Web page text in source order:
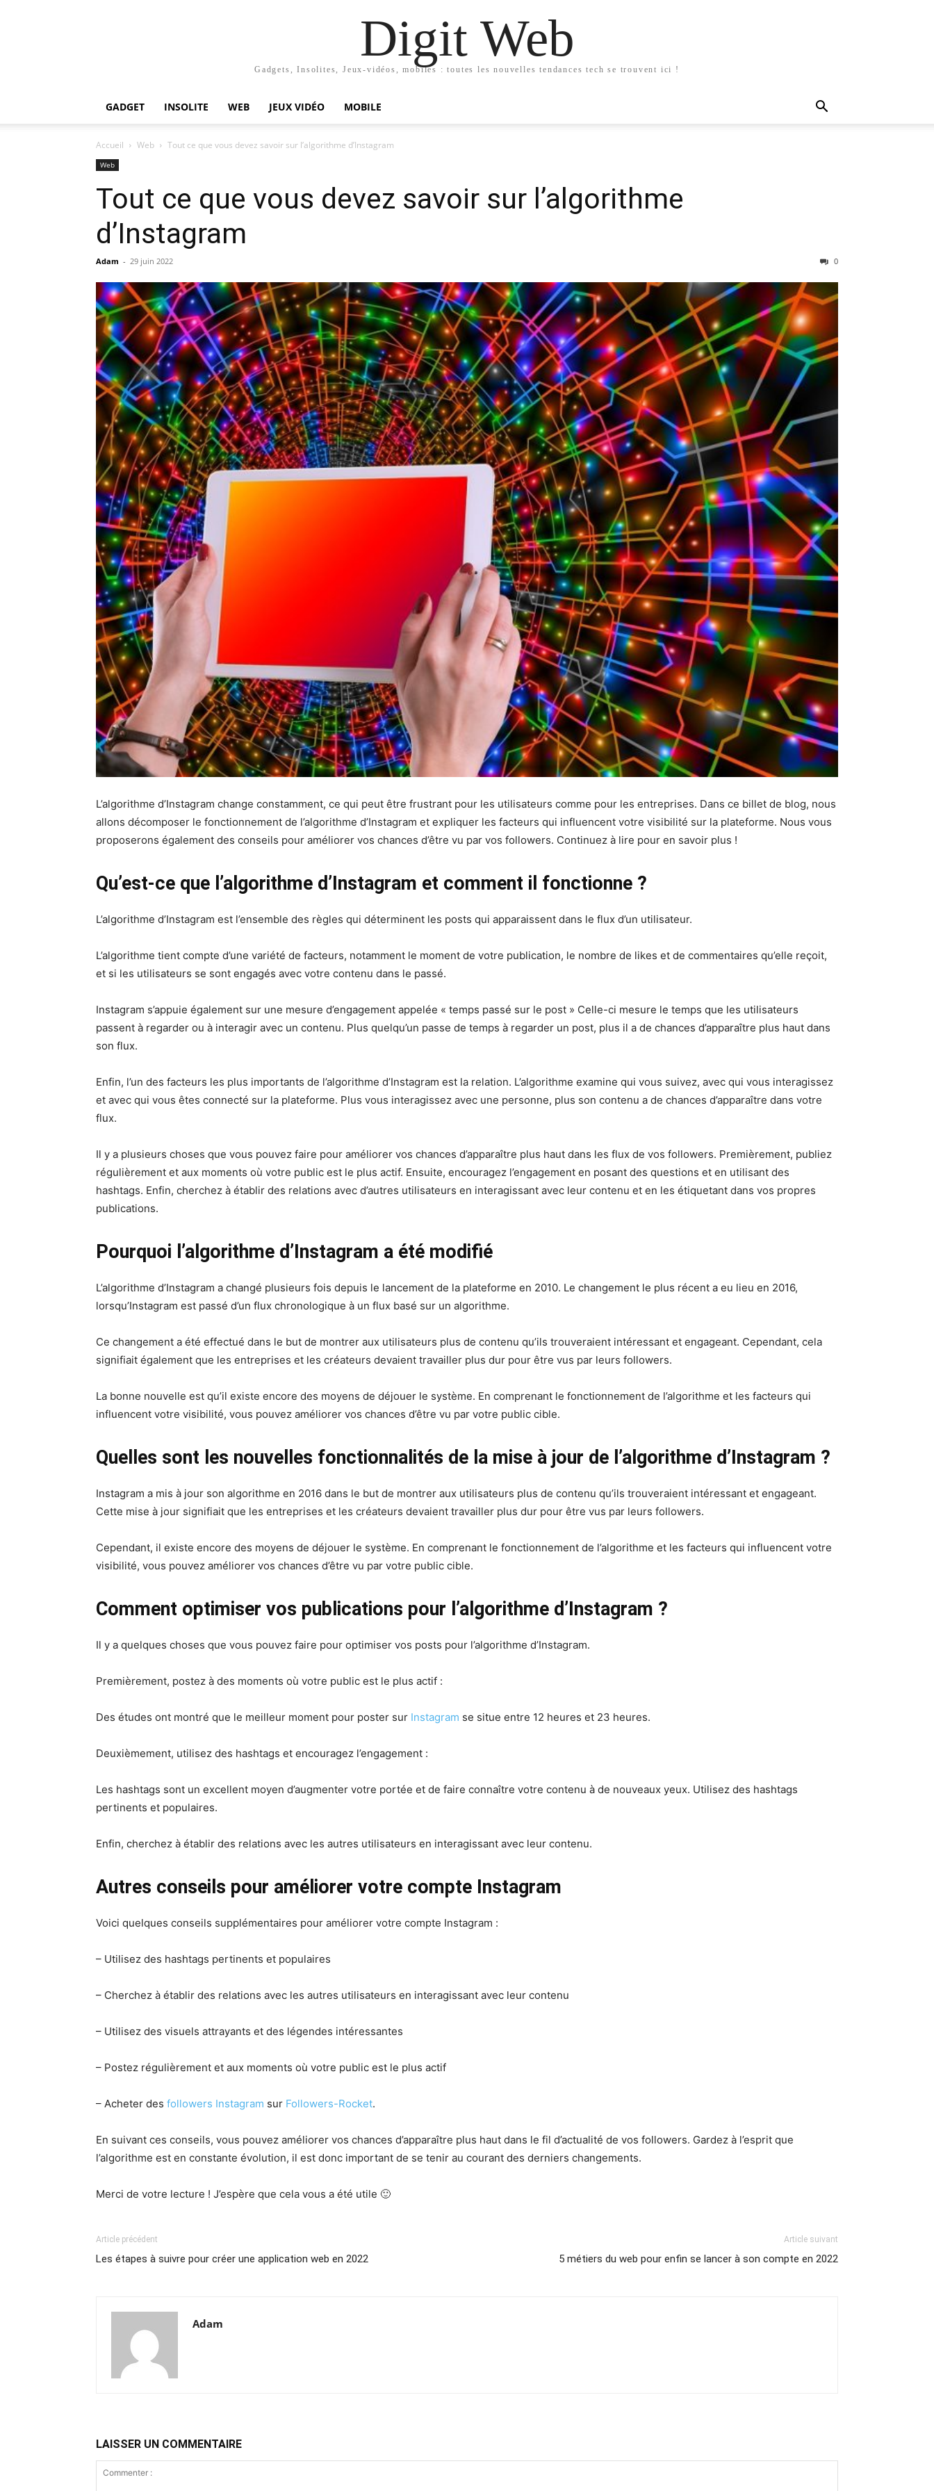
Digit Web
Gadgets, Insolites, Jeux-vidéos, mobiles : toutes les nouvelles tendances tech se trouvent ici !
GADGET INSOLITE WEB JEUX VIDÉO MOBILE
Accueil Web Tout ce que vous devez savoir sur l’algorithme d’Instagram
Web
Tout ce que vous devez savoir sur l’algorithme
d’Instagram
Adam - 29 juin 2022 0
L’algorithme d’Instagram change constamment, ce qui peut être frustrant pour les utilisateurs comme pour les entreprises. Dans ce billet de blog, nous
allons décomposer le fonctionnement de l’algorithme d’Instagram et expliquer les facteurs qui influencent votre visibilité sur la plateforme. Nous vous
proposerons également des conseils pour améliorer vos chances d’être vu par vos followers. Continuez à lire pour en savoir plus !
Qu’est-ce que l’algorithme d’Instagram et comment il fonctionne ?
L’algorithme d’Instagram est l’ensemble des règles qui déterminent les posts qui apparaissent dans le flux d’un utilisateur.
L’algorithme tient compte d’une variété de facteurs, notamment le moment de votre publication, le nombre de likes et de commentaires qu’elle reçoit,
et si les utilisateurs se sont engagés avec votre contenu dans le passé.
Instagram s’appuie également sur une mesure d’engagement appelée « temps passé sur le post » Celle-ci mesure le temps que les utilisateurs
passent à regarder ou à interagir avec un contenu. Plus quelqu’un passe de temps à regarder un post, plus il a de chances d’apparaître plus haut dans
son flux.
Enfin, l’un des facteurs les plus importants de l’algorithme d’Instagram est la relation. L’algorithme examine qui vous suivez, avec qui vous interagissez
et avec qui vous êtes connecté sur la plateforme. Plus vous interagissez avec une personne, plus son contenu a de chances d’apparaître dans votre
flux.
Il y a plusieurs choses que vous pouvez faire pour améliorer vos chances d’apparaître plus haut dans les flux de vos followers. Premièrement, publiez
régulièrement et aux moments où votre public est le plus actif. Ensuite, encouragez l’engagement en posant des questions et en utilisant des
hashtags. Enfin, cherchez à établir des relations avec d’autres utilisateurs en interagissant avec leur contenu et en les étiquetant dans vos propres
publications.
Pourquoi l’algorithme d’Instagram a été modifié
L’algorithme d’Instagram a changé plusieurs fois depuis le lancement de la plateforme en 2010. Le changement le plus récent a eu lieu en 2016,
lorsqu’Instagram est passé d’un flux chronologique à un flux basé sur un algorithme.
Ce changement a été effectué dans le but de montrer aux utilisateurs plus de contenu qu’ils trouveraient intéressant et engageant. Cependant, cela
signifiait également que les entreprises et les créateurs devaient travailler plus dur pour être vus par leurs followers.
La bonne nouvelle est qu’il existe encore des moyens de déjouer le système. En comprenant le fonctionnement de l’algorithme et les facteurs qui
influencent votre visibilité, vous pouvez améliorer vos chances d’être vu par votre public cible.
Quelles sont les nouvelles fonctionnalités de la mise à jour de l’algorithme d’Instagram ?
Instagram a mis à jour son algorithme en 2016 dans le but de montrer aux utilisateurs plus de contenu qu’ils trouveraient intéressant et engageant.
Cette mise à jour signifiait que les entreprises et les créateurs devaient travailler plus dur pour être vus par leurs followers.
Cependant, il existe encore des moyens de déjouer le système. En comprenant le fonctionnement de l’algorithme et les facteurs qui influencent votre
visibilité, vous pouvez améliorer vos chances d’être vu par votre public cible.
Comment optimiser vos publications pour l’algorithme d’Instagram ?
Il y a quelques choses que vous pouvez faire pour optimiser vos posts pour l’algorithme d’Instagram.
Premièrement, postez à des moments où votre public est le plus actif :
Des études ont montré que le meilleur moment pour poster sur Instagram se situe entre 12 heures et 23 heures.
Deuxièmement, utilisez des hashtags et encouragez l’engagement :
Les hashtags sont un excellent moyen d’augmenter votre portée et de faire connaître votre contenu à de nouveaux yeux. Utilisez des hashtags
pertinents et populaires.
Enfin, cherchez à établir des relations avec les autres utilisateurs en interagissant avec leur contenu.
Autres conseils pour améliorer votre compte Instagram
Voici quelques conseils supplémentaires pour améliorer votre compte Instagram :
– Utilisez des hashtags pertinents et populaires
– Cherchez à établir des relations avec les autres utilisateurs en interagissant avec leur contenu
– Utilisez des visuels attrayants et des légendes intéressantes
– Postez régulièrement et aux moments où votre public est le plus actif
– Acheter des followers Instagram sur Followers-Rocket.
En suivant ces conseils, vous pouvez améliorer vos chances d’apparaître plus haut dans le fil d’actualité de vos followers. Gardez à l’esprit que
l’algorithme est en constante évolution, il est donc important de se tenir au courant des derniers changements.
Merci de votre lecture ! J’espère que cela vous a été utile 🙂
Article précédent
Les étapes à suivre pour créer une application web en 2022
Article suivant
5 métiers du web pour enfin se lancer à son compte en 2022
Adam
LAISSER UN COMMENTAIRE